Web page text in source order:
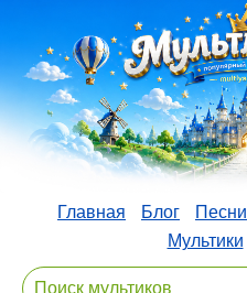
Главная Блог Песни
Мультики